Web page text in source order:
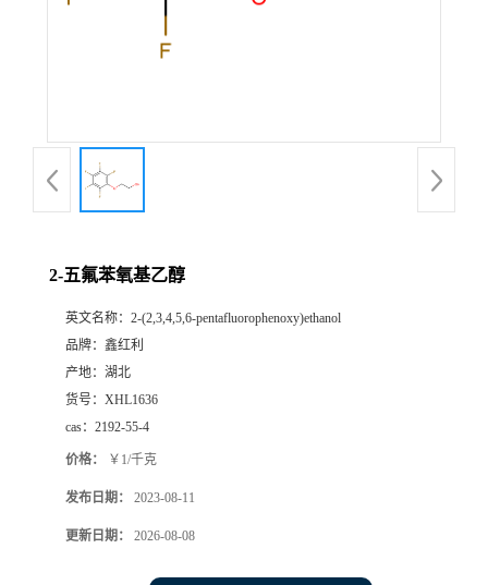
2-五氟苯氧基乙醇
英文名称： 2-(2,3,4,5,6-pentafluorophenoxy)ethanol
品牌： 鑫红利
产地： 湖北
货号： XHL1636
cas： 2192-55-4
价格： ￥1/千克
发布日期： 2023-08-11
更新日期： 2026-08-08